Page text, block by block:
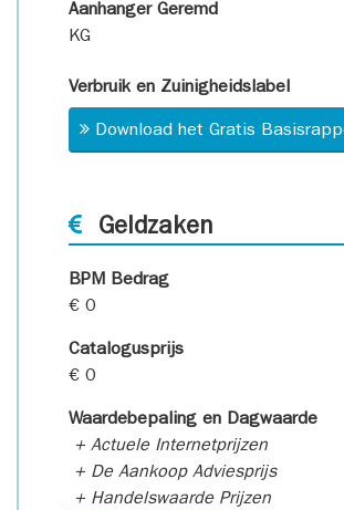
Aanhanger Geremd
KG
Verbruik en Zuinigheidslabel
Download het Gratis
Geldzaken
BPM Bedrag
€ 0
Catalogusprijs
€ 0
Waardebepaling en Dagwaarde
+ Actuele Internetprijzen
+ De Aankoop Adviesprijs
+ Handelswaarde Prijzen